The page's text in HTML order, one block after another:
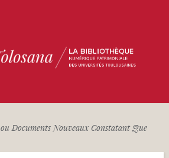
Documents Nouveaux Constatant Que